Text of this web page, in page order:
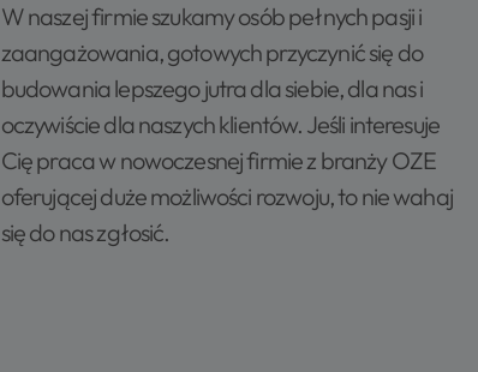
W naszej firmie szukamy osób pełnych pasji i
zaangażowania, gotowych przyczynić się do
budowania lepszego jutra dla siebie, dla nas i
oczywiście dla naszych klientów. Jeśli interesuje
Cię praca w nowoczesnej firmie z branży OZE
oferującej duże możliwości rozwoju, to nie wahaj
się do nas zgłosić.